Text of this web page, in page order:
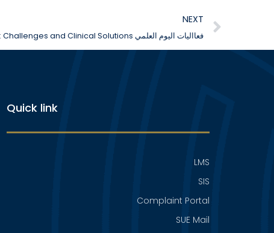
NEXT
Pediatric Dentistry Today: Challenges and Clinical Solutions فعااليات اليوم العلمي
Quick link
LMS
SIS
Complaint Portal
SUE Mail